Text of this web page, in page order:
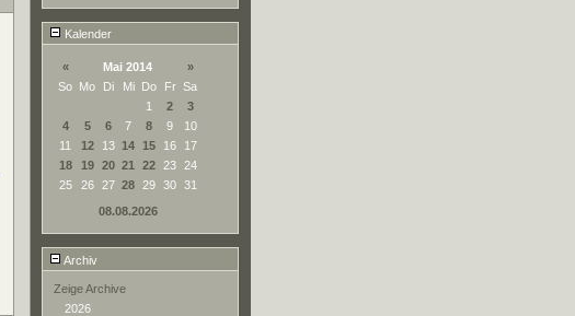
Kalender
« Mai 2014
»
So
Mo Di Mi Do Fr Sa
1
2
3
4
5 6 7 8 9
10
11
12 13 14 15 16
17
18
19 20 21 22 23 24
25
26 27 28 29 30 31
08.08.2026
Archiv
Zeige Archive
2026